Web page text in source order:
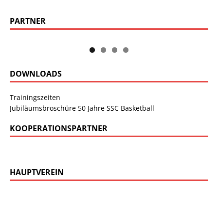
PARTNER
DOWNLOADS
Trainingszeiten
Jubiläumsbroschüre 50 Jahre SSC Basketball
KOOPERATIONSPARTNER
HAUPTVEREIN